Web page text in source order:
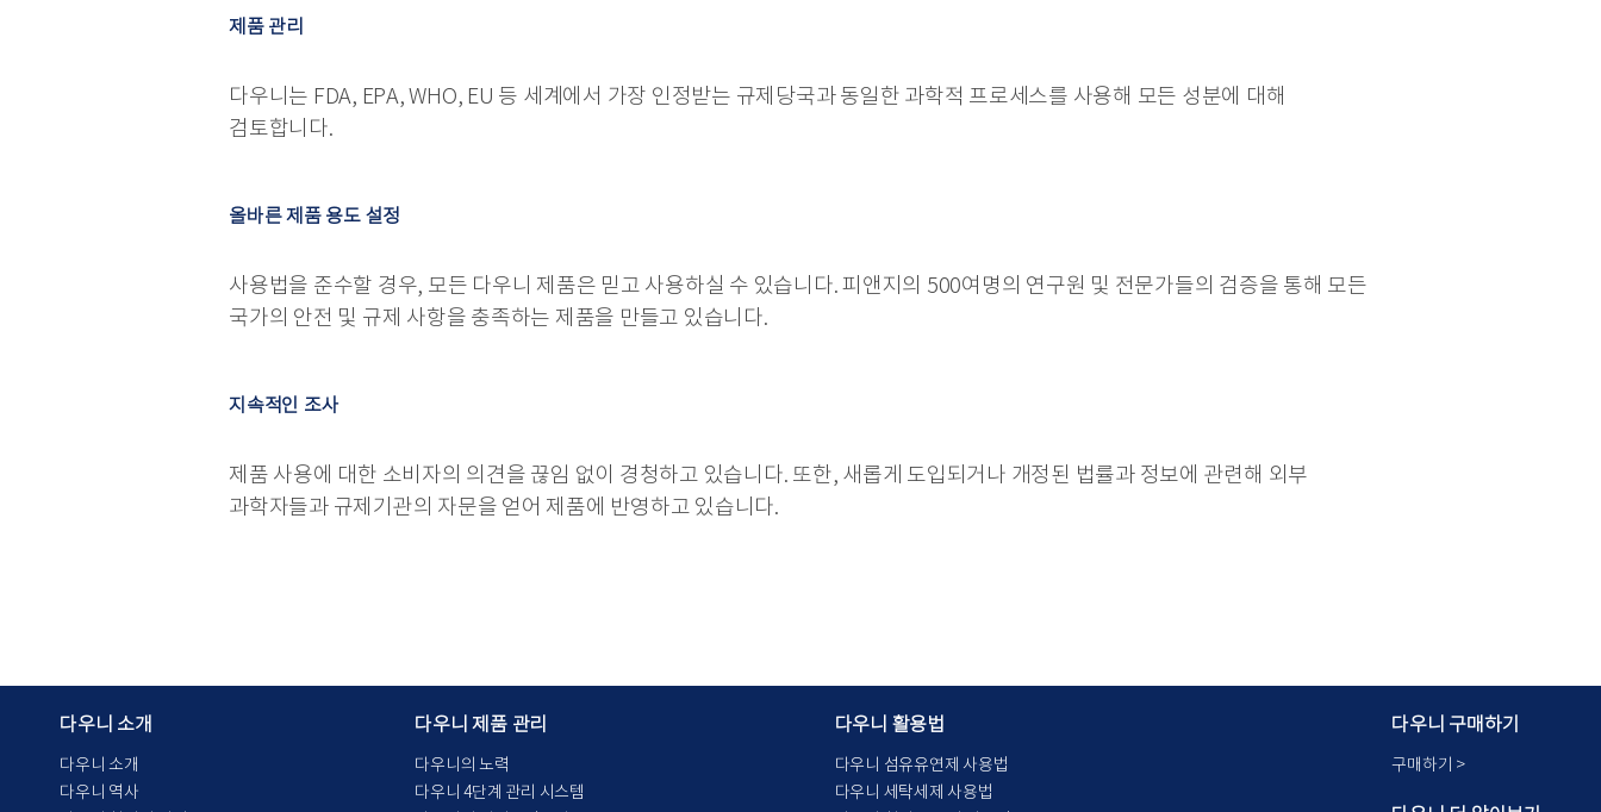
제품 관리
다우니는 FDA, EPA, WHO, EU 등 세계에서 가장 인정받는 규제당국과 동일한 과학적 프로세스를 사용해 모든 성분에 대해
검토합니다.
올바른 제품 용도 설정
사용법을 준수할 경우, 모든 다우니 제품은 믿고 사용하실 수 있습니다. 피앤지의 500여명의 연구원 및 전문가들의 검증을 통해 모든
국가의 안전 및 규제 사항을 충족하는 제품을 만들고 있습니다.
지속적인 조사
제품 사용에 대한 소비자의 의견을 끊임 없이 경청하고 있습니다. 또한, 새롭게 도입되거나 개정된 법률과 정보에 관련해 외부
과학자들과 규제기관의 자문을 얻어 제품에 반영하고 있습니다.
다우니 소개
다우니 소개
다우니 역사
다우니 제품 관리
다우니의 노력
다우니 4단계 관리 시스템
다우니 활용법
다우니 섬유유연제 사용법
다우니 세탁세제 사용법
다우니 구매하기
구매하기 >